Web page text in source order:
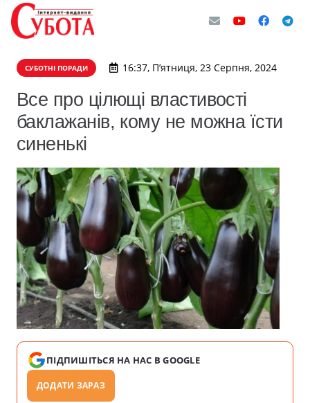
СУБОТНІ ПОРАДИ 16:37, П’ятниця, 23 Серпня, 2024
Все про цілющі властивості
баклажанів, кому не можна їсти
синенькі
ПІДПИШІТЬСЯ НА НАС В GOOGLE
ДОДАТИ ЗАРАЗ